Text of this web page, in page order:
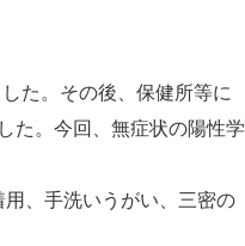
た。その後、保健所等に
た。今回、無症状の陽性学
、手洗いうがい、三密の